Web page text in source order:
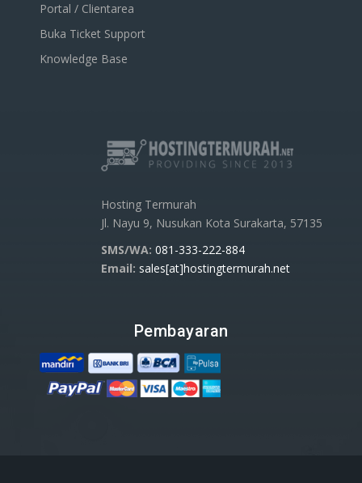
Portal / Clientarea
Buka Ticket Support
Knowledge Base
Hosting Termurah
Jl. Nayu 9, Nusukan Kota Surakarta, 57135
SMS/WA: 081-333-222-884
Email: sales[at]hostingtermurah.net
Pembayaran